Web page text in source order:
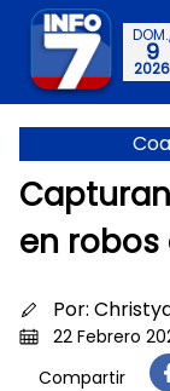
DOM.,
9
2026
en robos
Por:
22 Febrero
Compartir